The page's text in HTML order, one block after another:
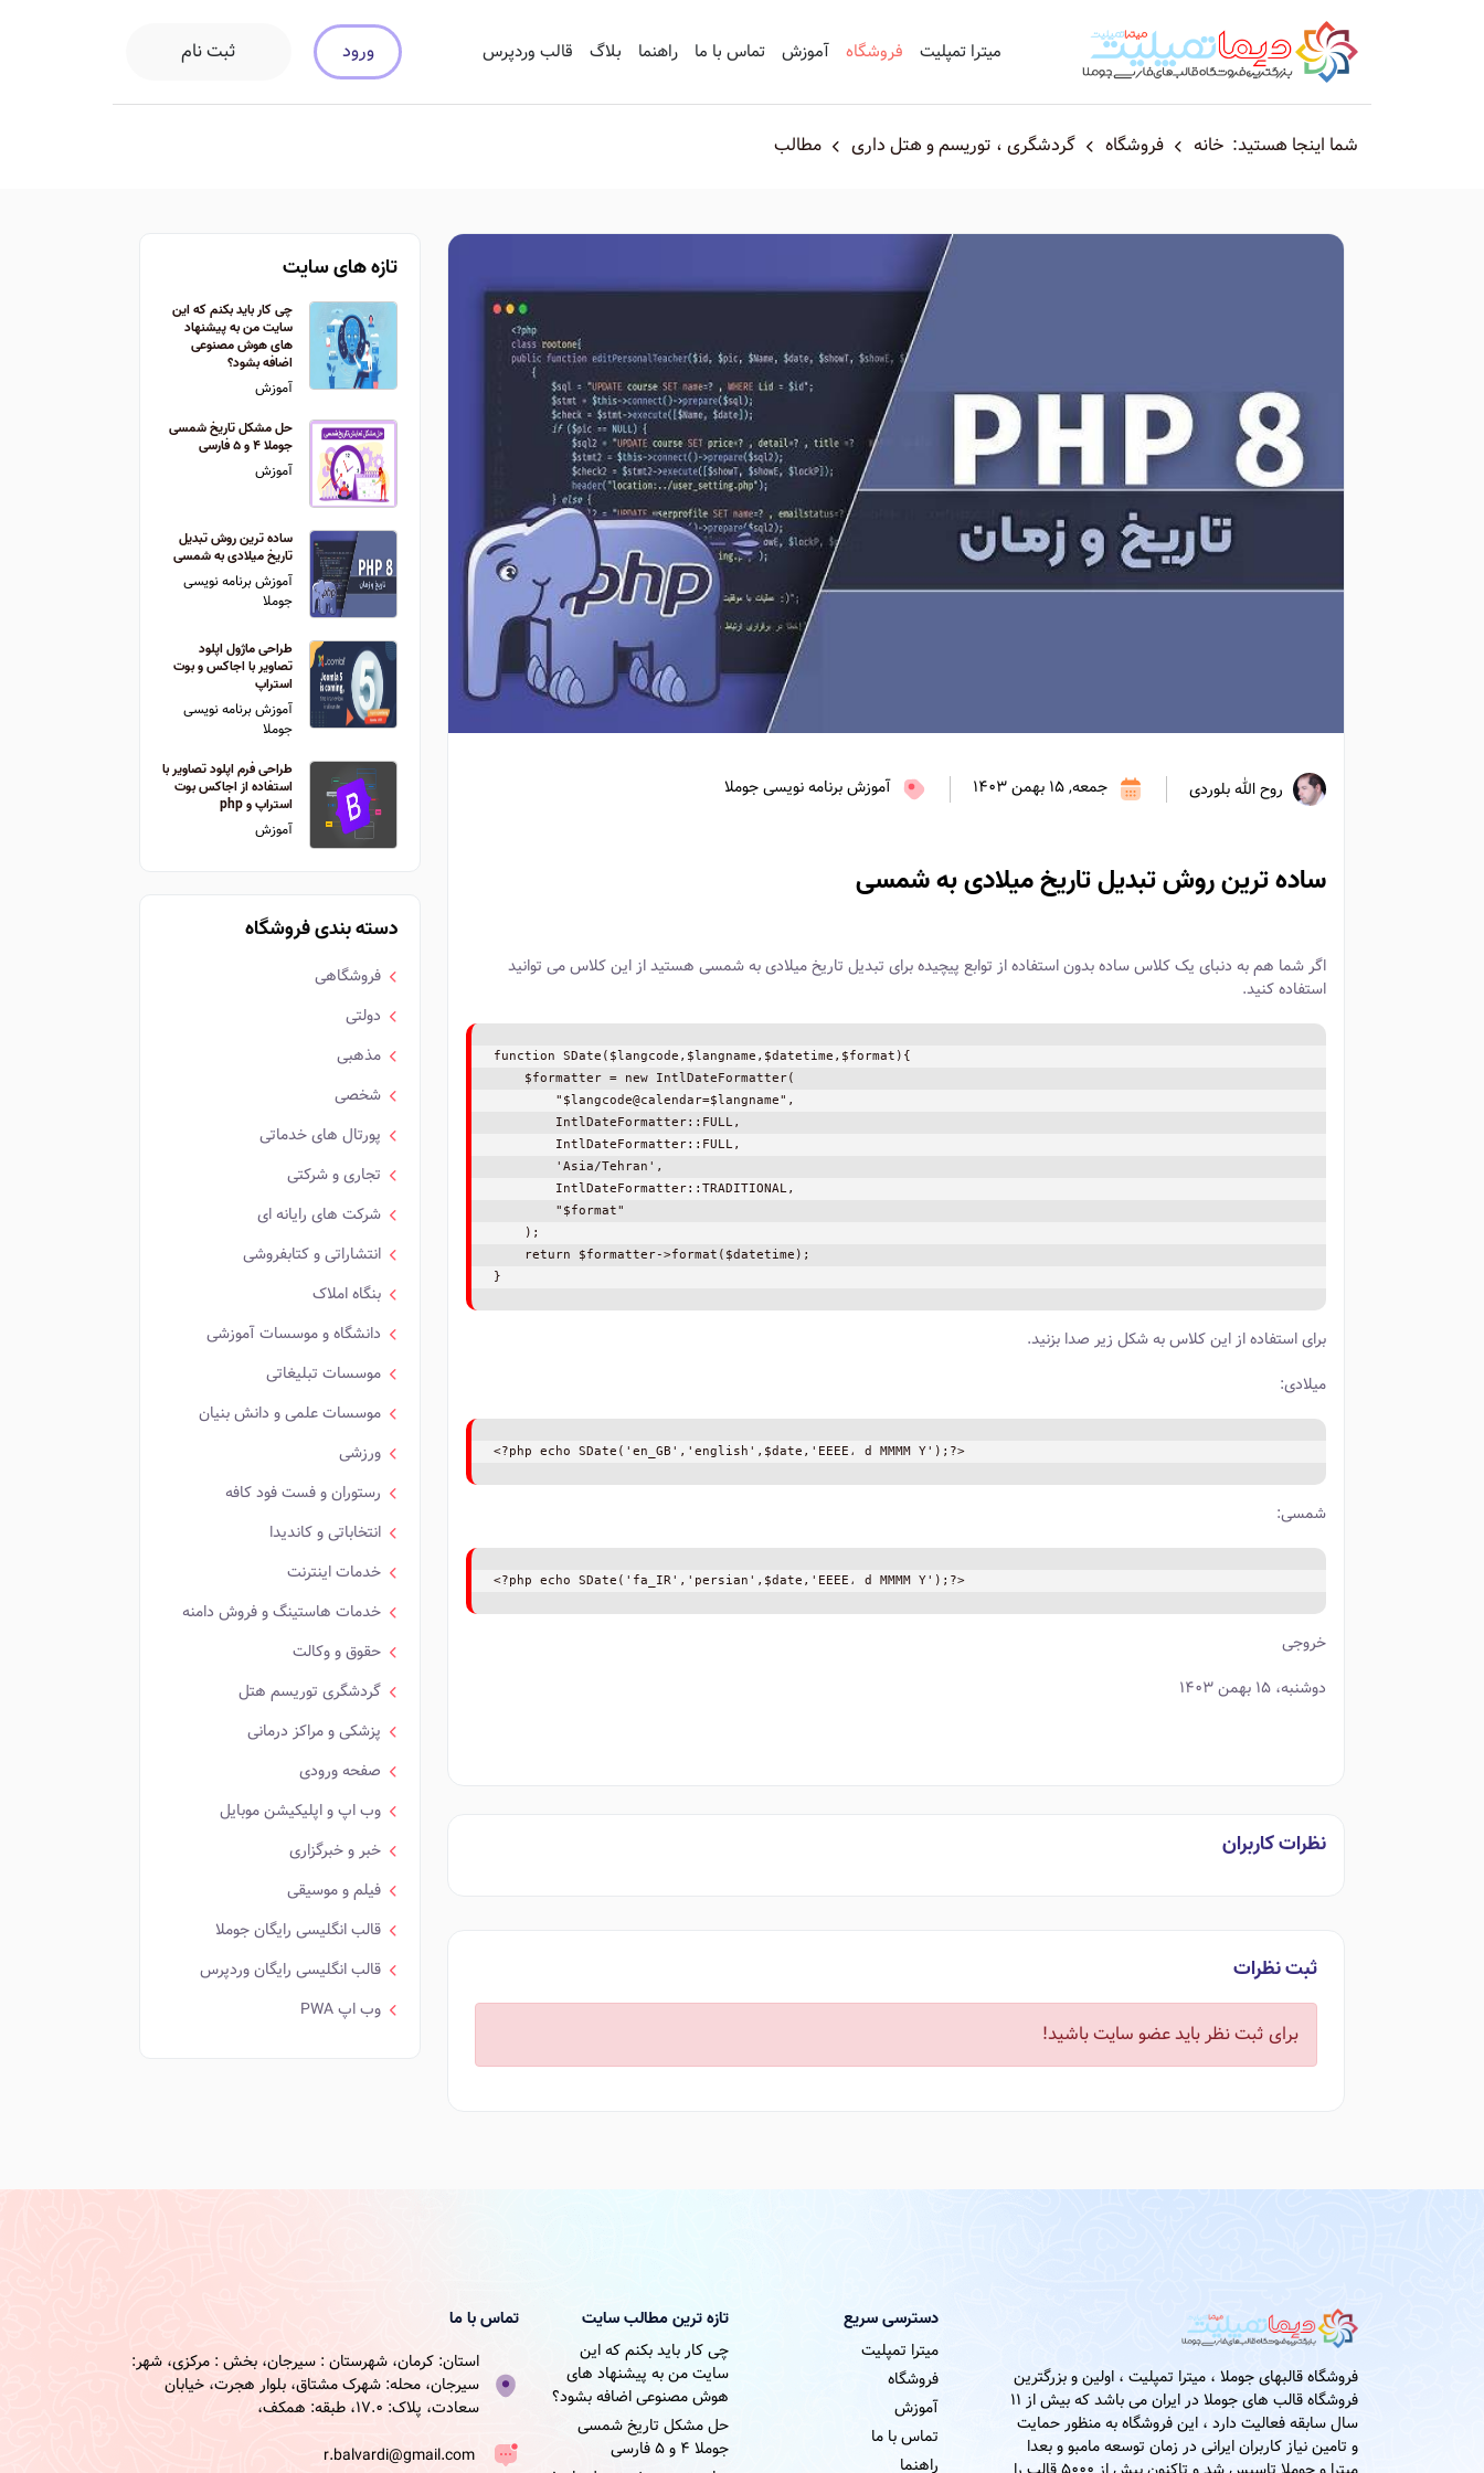
میترا تمپلیت فروشگاه آموزش تماس با ما راهنما بلاگ قالب وردپرس ورود ثبت نام
شما اینجا هستید: خانه فروشگاه گردشگری ، توریسم و هتل داری مطالب
روح الله بلوردی جمعه, 15 بهمن 1403 آموزش برنامه نویسی جوملا
ساده ترین روش تبدیل تاریخ میلادی به شمسی
اگر شما هم به دنبای یک کلاس ساده بدون استفاده از توابع پیچیده برای تبدیل تاریخ میلادی به شمسی هستید از این کلاس می توانید
استفاده کنید.
function SDate($langcode,$langname,$datetime,$format){
$formatter = new IntlDateFormatter(
"$langcode@calendar=$langname",
IntlDateFormatter::FULL,
IntlDateFormatter::FULL,
'Asia/Tehran',
IntlDateFormatter::TRADITIONAL,
"$format"
);
return $formatter->format($datetime);
}
برای استفاده از این کلاس به شکل زیر صدا بزنید.
میلادی:
<?php echo SDate('en_GB','english',$date,'EEEE، d MMMM Y');?>
شمسی:
<?php echo SDate('fa_IR','persian',$date,'EEEE، d MMMM Y');?>
خروجی
دوشنبه، ۱۵ بهمن ۱۴۰۳
نظرات کاربران
ثبت نظرات
برای ثبت نظر باید عضو سایت باشید!
تازه های سایت
چی کار باید بکنم که این
سایت من به پیشنهاد
های هوش مصنوعی
اضافه بشود؟
آموزش
حل مشکل تاریخ شمسی
جوملا ۴ و ۵ فارسی
آموزش
ساده ترین روش تبدیل
تاریخ میلادی به شمسی
آموزش برنامه نویسی
جوملا
طراحی ماژول اپلود
تصاویر با اجاکس و بوت
استراپ
آموزش برنامه نویسی
جوملا
طراحی فرم اپلود تصاویر با
استفاده از اجاکس بوت
استراپ و php
آموزش
دسته بندی فروشگاه
فروشگاهی
دولتی
مذهبی
شخصی
پورتال های خدماتی
تجاری و شرکتی
شرکت های رایانه ای
انتشاراتی و کتابفروشی
بنگاه املاک
دانشگاه و موسسات آموزشی
موسسات تبلیغاتی
موسسات علمی و دانش بنیان
ورزشی
رستوران و فست فود کافه
انتخاباتی و کاندیدا
خدمات اینترنت
خدمات هاستینگ و فروش دامنه
حقوق و وکالت
گردشگری توریسم هتل
پزشکی و مراکز درمانی
صفحه ورودی
وب اپ و اپلیکیشن موبایل
خبر و خبرگزاری
فیلم و موسیقی
قالب انگلیسی رایگان جوملا
قالب انگلیسی رایگان وردپرس
وب اپ PWA
فروشگاه قالبهای جوملا ، میترا تمپلیت ، اولین و بزرگترین
فروشگاه قالب های جوملا در ایران می باشد که بیش از 11
سال سابقه فعالیت دارد ، این فروشگاه به منظور حمایت
و تامین نیاز کاربران ایرانی در زمان توسعه مامبو و بعدا
دسترسی سریع
میترا تمپلیت
فروشگاه
آموزش
تماس با ما
راهنما
تازه ترین مطالب سایت
چی کار باید بکنم که این
سایت من به پیشنهاد های
هوش مصنوعی اضافه بشود؟
حل مشکل تاریخ شمسی
جوملا ۴ و ۵ فارسی
تماس با ما
استان: کرمان، شهرستان : سیرجان، بخش : مرکزی، شهر:
سیرجان، محله: شهرک مشتاق، بلوار هجرت، خیابان
سعادت، پلاک: 17.0، طبقه: همکف،